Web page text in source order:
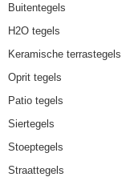
Buitentegels
H2O tegels
Keramische terrastegels
Oprit tegels
Patio tegels
Siertegels
Stoeptegels
Straattegels